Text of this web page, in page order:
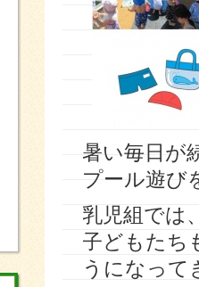
暑い毎日が
プール遊び
乳児組では
子どもたち
うになって